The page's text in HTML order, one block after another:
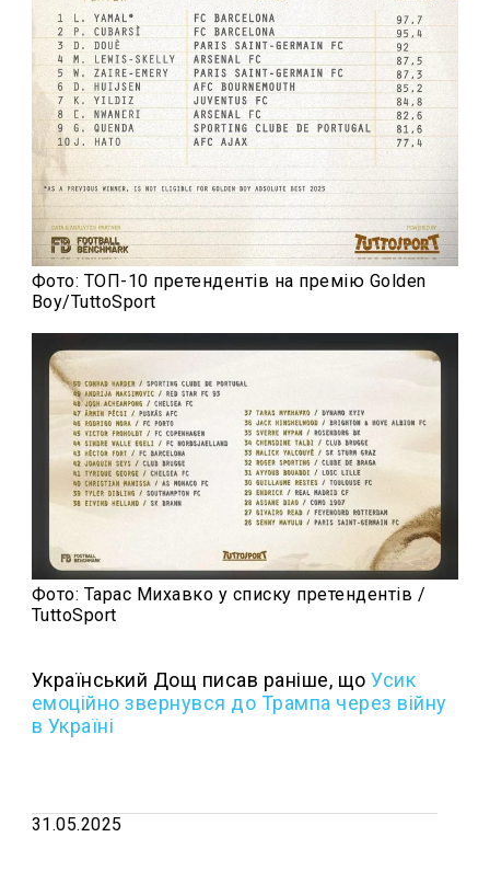
Фото: ТОП-10 претендентів на премію Golden
Boy/TuttoSport
Фото: Тарас Михавко у списку претендентів /
TuttoSport
Український Дощ писав раніше, щоУсик
емоційно звернувся до Трампа через війну
в Україні
31.05.2025